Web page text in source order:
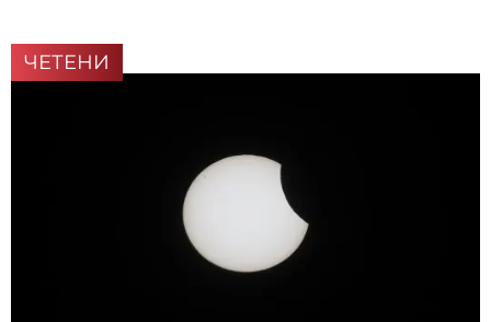
ЧЕТЕНИ